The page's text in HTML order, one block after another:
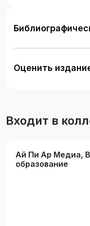
преподавателей
Оценить
Входит в
Ай Пи Ар Медиа,
образование